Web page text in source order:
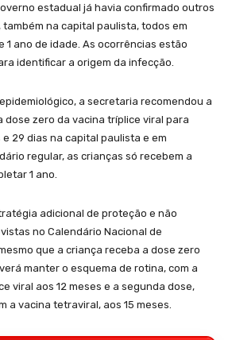
estadual já havia confirmado outros
na capital paulista, todos em
1 ano de idade. As ocorrências estão
identificar a origem da infecção.
a secretaria recomendou a
dose zero da vacina tríplice viral para
e 29 dias na capital paulista e em
regular, as crianças só recebem a
1 ano.
adicional de proteção e não
no Calendário Nacional de
que a criança receba a dose zero
manter o esquema de rotina, com a
viral aos 12 meses e a segunda dose,
a vacina tetraviral, aos 15 meses.